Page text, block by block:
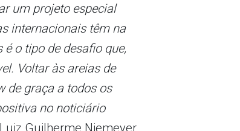
um projeto especial
internacionais têm na
o tipo de desafio que,
Voltar às areias de
de graça a todos os
no noticiário
Guilherme Niemeyer,